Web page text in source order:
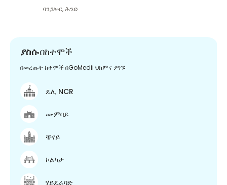
ባንጋሎር,ሕንድ
ያስሱበከተሞች
በመረጡት ከተሞች በGoMedii ህክምና ያግኙ
ዴሊ NCR
ሙምባይ
ቼናይ
ኮልካታ
ሃይደራባድ